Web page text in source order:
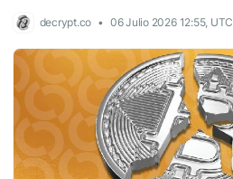
decrypt.co 06 Julio 2026 12:55, UTC